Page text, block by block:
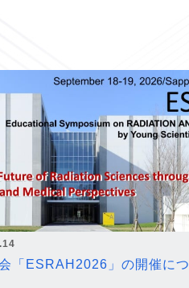
「ESRAH2026」の開催につ